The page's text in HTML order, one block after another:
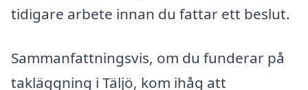
tidigare arbete innan du fattar ett beslut.
Sammanfattningsvis, om du funderar på
takläggning i Täljö, kom ihåg att